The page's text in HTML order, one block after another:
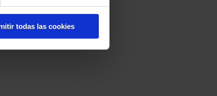
todas las cookies